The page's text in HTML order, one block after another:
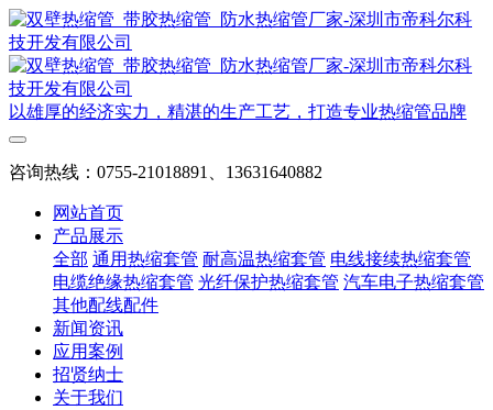
以雄厚的经济实力，精湛的生产工艺，打造专业热缩管品牌
咨询热线：0755-21018891、13631640882
网站首页
产品展示
全部 通用热缩套管 耐高温热缩套管 电线接续热缩套管
电缆绝缘热缩套管 光纤保护热缩套管 汽车电子热缩套管
其他配线配件
新闻资讯
应用案例
招贤纳士
关于我们